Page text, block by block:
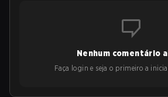
Nenhum comentário
Faça login e seja o primeiro a